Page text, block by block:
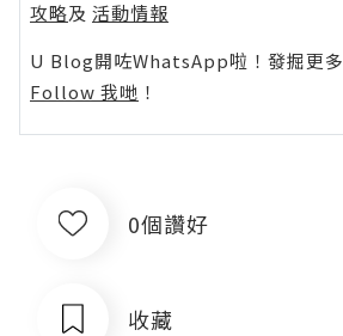
攻略及 活動情報
U Blog開咗WhatsApp啦！發掘更多
Follow 我哋 ！
0個讚好
收藏